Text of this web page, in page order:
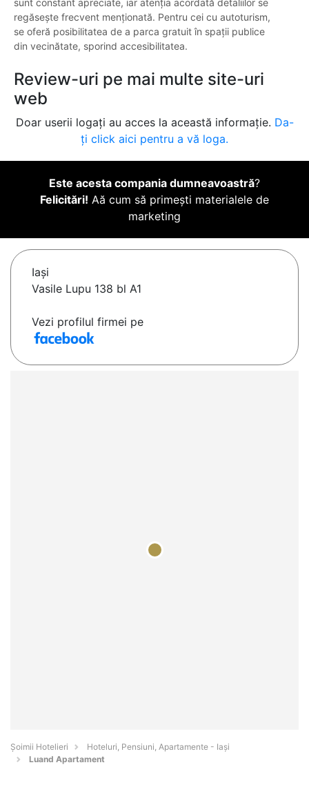
sunt constant apreciate, iar atenția acordată detaliilor se
regăsește frecvent menționată. Pentru cei cu autoturism,
se oferă posibilitatea de a parca gratuit în spații publice
din vecinătate, sporind accesibilitatea.
Review-uri pe mai multe site-uri
web
Doar userii logați au acces la această informație. Da-
ți click aici pentru a vă loga.
Este acesta compania dumneavoastră?
Felicitări! Aă cum să primești materialele de
marketing
Iaşi
Vasile Lupu 138 bl A1
Vezi profilul firmei pe
Șoimii Hotelieri
Hoteluri, Pensiuni, Apartamente - Iaşi
Luand Apartament